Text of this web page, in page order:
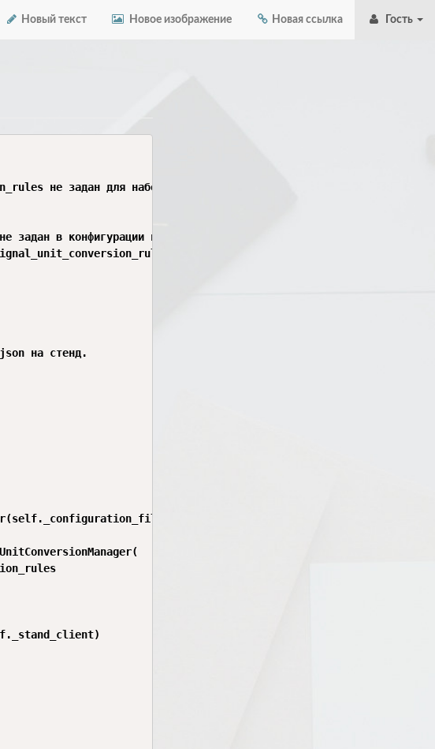
Новый текст Новое изображение Новая ссылка Гость
не задан для набора данных")
задан в конфигурации набора данных - "
не выполняется"
на стенд.